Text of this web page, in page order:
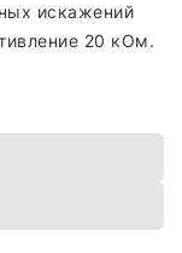
искажений
20 кОм.